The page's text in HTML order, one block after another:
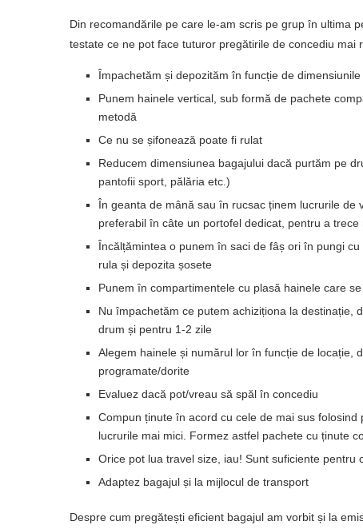
Din recomandările pe care le-am scris pe grup în ultima
testate ce ne pot face tuturor pregătirile de concediu mai
Împachetăm și depozităm în funcție de
Punem hainele vertical, sub formă de pachete
metodă
Ce nu se șifonează poate fi rulat
Reducem dimensiunea bagajului dacă purtăm pe
pantofii sport, pălăria etc.)
În geanta de mână sau în rucsac ținem lucrurile de
preferabil în câte un portofel dedicat, pentru a
Încălțămintea o punem în saci de fâș ori în pungi
rula și depozita șosete
Punem în compartimentele cu plasă hainele care
Nu împachetăm ce putem achiziționa la destinație,
drum și pentru 1-2 zile
Alegem hainele și numărul lor în funcție de locație,
programate/dorite
Evaluez dacă pot/vreau să spăl în concediu
Compun ținute în acord cu cele de mai sus
lucrurile mai mici. Formez astfel pachete cu ținute
Orice pot lua travel size, iau! Sunt suficiente pentru
Adaptez bagajul și la mijlocul de transport
Despre cum pregătești eficient bagajul am vorbit și la